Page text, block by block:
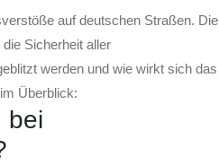
auf deutschen Straßen. Die
Sicherheit aller
werden und wie wirkt sich das
Überblick:
bei